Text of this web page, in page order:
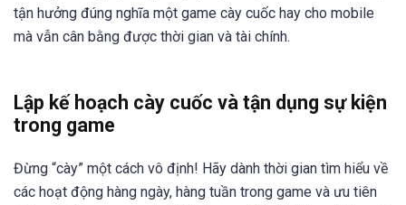
tận hưởng đúng nghĩa một game cày cuốc hay cho mobile
mà vẫn cân bằng được thời gian và tài chính.
Lập kế hoạch cày cuốc và tận dụng sự kiện
trong game
Đừng “cày” một cách vô định! Hãy dành thời gian tìm hiểu về
các hoạt động hàng ngày, hàng tuần trong game và ưu tiên